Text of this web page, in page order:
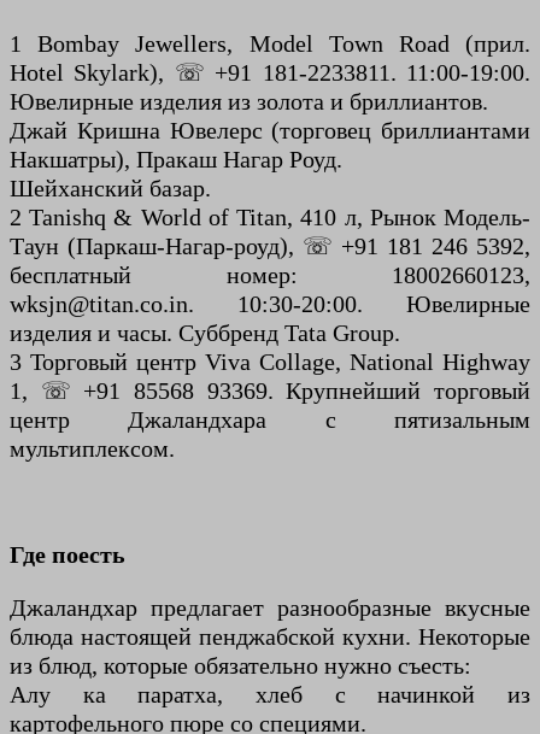
1 Bombay Jewellers, Model Town Road (прил.
Hotel Skylark), ☏ +91 181-2233811. 11:00-19:00.
Ювелирные изделия из золота и бриллиантов.
Джай Кришна Ювелерс (торговец бриллиантами
Накшатры), Пракаш Нагар Роуд.
Шейханский базар.
2 Tanishq & World of Titan, 410 л, Рынок Модель-
Таун (Паркаш-Нагар-роуд), ☏ +91 181 246 5392,
бесплатный номер: 18002660123,
wksjn@titan.co.in. 10:30-20:00. Ювелирные
изделия и часы. Суббренд Tata Group.
3 Торговый центр Viva Collage, National Highway
1, ☏ +91 85568 93369. Крупнейший торговый
центр Джаландхара с пятизальным
мультиплексом.
Где поесть
Джаландхар предлагает разнообразные вкусные
блюда настоящей пенджабской кухни. Некоторые
из блюд, которые обязательно нужно съесть:
Алу ка паратха, хлеб с начинкой из
картофельного пюре со специями.